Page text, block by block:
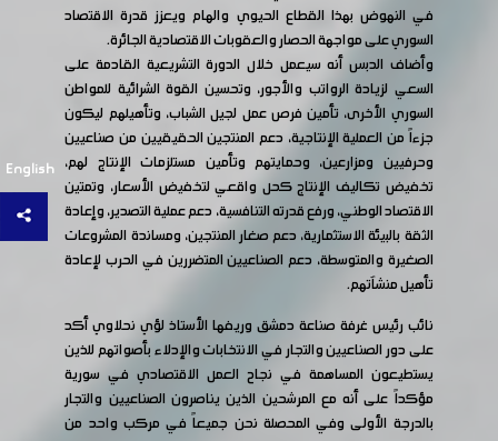
English
في النهوض بهذا القطاع الحيوي والهام ويعزز قدرة الاقتصاد
السوري على مواجهة الحصار والعقوبات الاقتصادية الجائرة.
وأضاف الدبس أنه سيعمل خلال الدورة التشريعية القادمة على
السعي لزيادة الرواتب والأجور، وتحسين القوة الشرائية للمواطن
السوري الأخرى، تأمين فرص عمل لجيل الشباب، وتأهيلهم ليكون
جزءاً من العملية الإنتاجية، دعم المنتجين الحقيقيين من صناعيين
وحرفيين ومزارعين، وحمايتهم وتأمين مستلزمات الإنتاج لهم،
تخفيض تكاليف الإنتاج كحل واقعي لتخفيض الأسعار، وتمتين
الاقتصاد الوطني، ورفع قدرته التنافسية، دعم عملية التصدير، وإعادة
الثقة بالبيئة الاستثمارية، دعم صغار المنتجين، ومساندة المشروعات
الصغيرة والمتوسطة، دعم الصناعيين المتضررين في الحرب لإعادة
تأهيل منشآتهم.
نائب رئيس غرفة صناعة دمشق وريفها الأستاذ لؤي نحلاوي أكد
على دور الصناعيين والتجار في الانتخابات والإدلاء بأصواتهم للذين
يستطيعون المساهمة في نجاح العمل الاقتصادي في سورية
مؤكداً على أنه مع المرشحين الذين يناصرون الصناعيين والتجار
بالدرجة الأولى وفي المحصلة نحن جميعاً في مركب واحد من